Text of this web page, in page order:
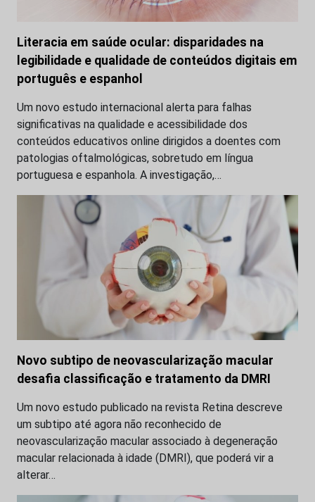
Literacia em saúde ocular: disparidades na
legibilidade e qualidade de conteúdos digitais em
português e espanhol
Um novo estudo internacional alerta para falhas
significativas na qualidade e acessibilidade dos
conteúdos educativos online dirigidos a doentes com
patologias oftalmológicas, sobretudo em língua
portuguesa e espanhola. A investigação,…
Novo subtipo de neovascularização macular
desafia classificação e tratamento da DMRI
Um novo estudo publicado na revista Retina descreve
um subtipo até agora não reconhecido de
neovascularização macular associado à degeneração
macular relacionada à idade (DMRI), que poderá vir a
alterar…